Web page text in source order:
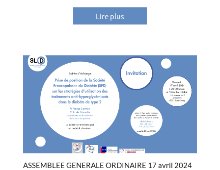
Lire plus
ASSEMBLEE GENERALE ORDINAIRE 17 avril 2024